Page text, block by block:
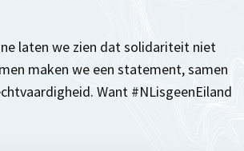
laten we zien dat solidariteit niet
maken we een statement, samen
Want #NLisgeenEiland